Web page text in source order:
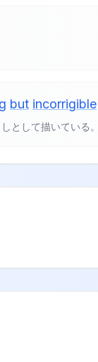
but incorrigible
として描いている。